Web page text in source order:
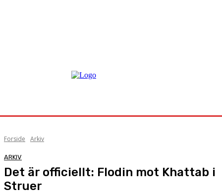
Forside Arkiv
ARKIV
Det är officiellt: Flodin mot Khattab i
Struer